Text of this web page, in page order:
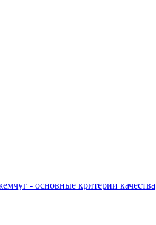
- основные критерии качества